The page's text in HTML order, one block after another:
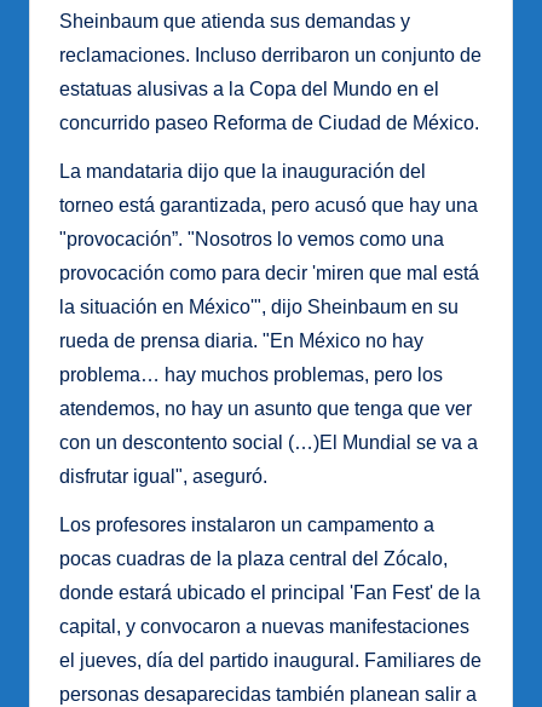
Sheinbaum que atienda sus demandas y
reclamaciones. Incluso derribaron un conjunto de
estatuas alusivas a la Copa del Mundo en el
concurrido paseo Reforma de Ciudad de México.
La mandataria dijo que la inauguración del
torneo está garantizada, pero acusó que hay una
"provocación”. "Nosotros lo vemos como una
provocación como para decir 'miren que mal está
la situación en México'", dijo Sheinbaum en su
rueda de prensa diaria. "En México no hay
problema… hay muchos problemas, pero los
atendemos, no hay un asunto que tenga que ver
con un descontento social (…)El Mundial se va a
disfrutar igual", aseguró.
Los profesores instalaron un campamento a
pocas cuadras de la plaza central del Zócalo,
donde estará ubicado el principal 'Fan Fest' de la
capital, y convocaron a nuevas manifestaciones
el jueves, día del partido inaugural. Familiares de
personas desaparecidas también planean salir a